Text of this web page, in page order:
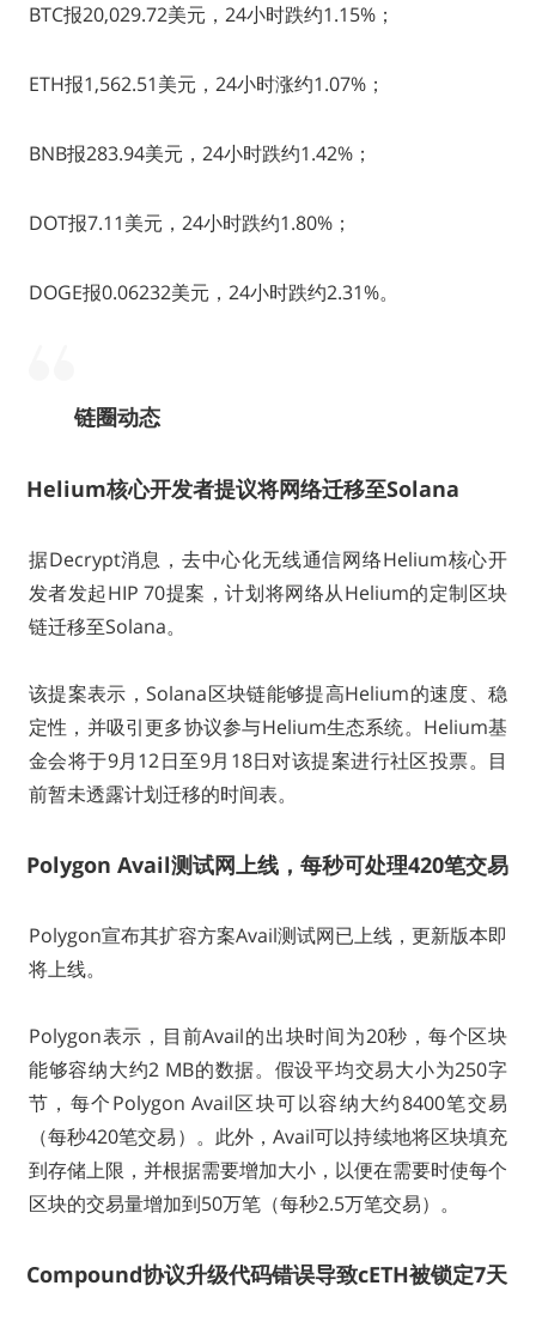
BTC报20,029.72美元，24小时跌约1.15%；
ETH报1,562.51美元，24小时涨约1.07%；
BNB报283.94美元，24小时跌约1.42%；
DOT报7.11美元，24小时跌约1.80%；
DOGE报0.06232美元，24小时跌约2.31%。
链圈动态
Helium核心开发者提议将网络迁移至Solana
据Decrypt消息，去中心化无线通信网络Helium核心开
发者发起HIP 70提案，计划将网络从Helium的定制区块
链迁移至Solana。
该提案表示，Solana区块链能够提高Helium的速度、稳
定性，并吸引更多协议参与Helium生态系统。Helium基
金会将于9月12日至9月18日对该提案进行社区投票。目
前暂未透露计划迁移的时间表。
Polygon Avail测试网上线，每秒可处理420笔交易
Polygon宣布其扩容方案Avail测试网已上线，更新版本即
将上线。
Polygon表示，目前Avail的出块时间为20秒，每个区块
能够容纳大约2 MB的数据。假设平均交易大小为250字
节，每个Polygon Avail区块可以容纳大约8400笔交易
（每秒420笔交易）。此外，Avail可以持续地将区块填充
到存储上限，并根据需要增加大小，以便在需要时使每个
区块的交易量增加到50万笔（每秒2.5万笔交易）。
Compound协议升级代码错误导致cETH被锁定7天